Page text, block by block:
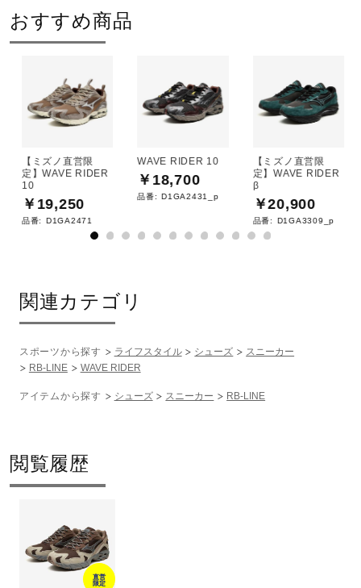
シューレース長さ
23.0～26.5：120cm、27.0～30.0：130cm
サステナビリティ
材料：
アッパー本体裏地のテキスタイルに90％以上のリサイクル
素材を使用。
インソール表面のテキスタイルに90％以上のリサイクル素
発売シーズン
おすすめ商品
【ミズノ直営限
定】WAVE RIDER
10
￥19,250
品番: D1GA2471
WAVE RIDER 10
￥18,700
品番: D1GA2431_p
【ミズノ直営限
定】WAVE RIDER
β
￥20,900
品番: D1GA3309_p
関連カテゴリ
スポーツから探す ライフスタイル シューズ
スニーカー
RB-LINE
WAVE RIDER
アイテムから探す シューズ スニーカー RB-LINE
閲覧履歴
直営
限定